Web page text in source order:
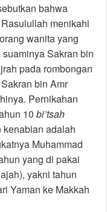
bahwa
menikahi
wanita yang
Sakran bin
pada rombongan
bin Amr
Pernikahan
10 bi’tsah
kenabian adalah
Muhammad
yang di pakai
yakni tahun
Yaman ke Makkah